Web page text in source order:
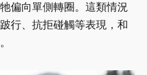
偏向單側轉圈。這類情況
行、抗拒碰觸等表現，和